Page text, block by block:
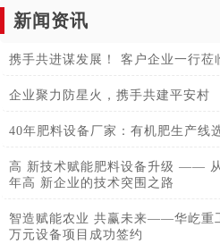
新闻资讯
携手共进谋发展！ 客户企业一行莅
企业聚力防星火，携手共建平安村
40年肥料设备厂家：有机肥生产线
高 新技术赋能肥料设备升级 ——
年高 新企业的技术突围之路
智造赋能农业 共赢未来——华屹重
万元设备项目成功签约